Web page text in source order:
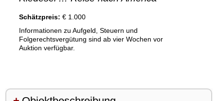
Schätzpreis: € 1.000
Informationen zu Aufgeld, Steuern und
Folgerechtsvergütung sind ab vier Wochen vor
Auktion verfügbar.